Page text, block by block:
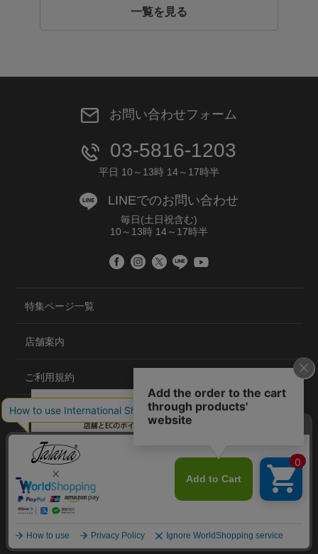
一覧を見る
お問い合わせフォーム
03-5816-1203
平日 10～13時 14～17時半
LINEでのお問い合わせ
毎日(土日祝含む)
10～13時 14～17時半
特集ページ一覧
店舗案内
ご利用規約
プライバシーポリシー
特定商取引法について
会社概要
©2020 TRANS GLOBAL CO.,LTD.